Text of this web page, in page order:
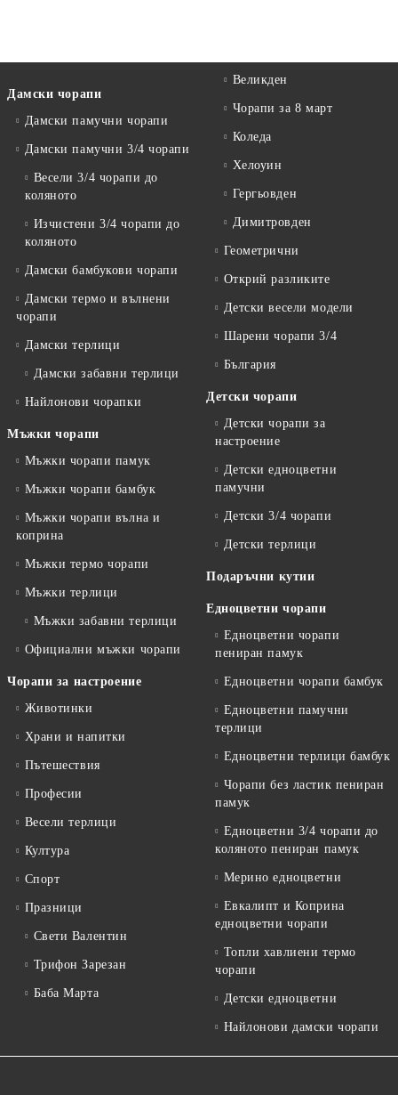
Дамски чорапи
Дамски памучни чорапи
Дамски памучни 3/4 чорапи
Весели 3/4 чорапи до
коляното
Изчистени 3/4 чорапи до
коляното
Дамски бамбукови чорапи
Дамски термо и вълнени
чорапи
Дамски терлици
Дамски забавни терлици
Найлонови чорапки
Мъжки чорапи
Мъжки чорапи памук
Мъжки чорапи бамбук
Мъжки чорапи вълна и
коприна
Мъжки термо чорапи
Мъжки терлици
Мъжки забавни терлици
Официални мъжки чорапи
Чорапи за настроение
Животинки
Храни и напитки
Пътешествия
Професии
Весели терлици
Култура
Спорт
Празници
Свети Валентин
Трифон Зарезан
Баба Марта
Великден
Чорапи за 8 март
Коледа
Хелоуин
Гергьовден
Димитровден
Геометрични
Открий разликите
Детски весели модели
Шарени чорапи 3/4
България
Детски чорапи
Детски чорапи за
настроение
Детски едноцветни
памучни
Детски 3/4 чорапи
Детски терлици
Подаръчни кутии
Едноцветни чорапи
Едноцветни чорапи
пениран памук
Едноцветни чорапи бамбук
Едноцветни памучни
терлици
Едноцветни терлици бамбук
Чорапи без ластик пениран
памук
Едноцветни 3/4 чорапи до
коляното пениран памук
Мерино едноцветни
Евкалипт и Коприна
едноцветни чорапи
Топли хавлиени термо
чорапи
Детски едноцветни
Найлонови дамски чорапи